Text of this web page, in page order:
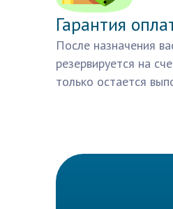
Гарантия
После назначения
резервируется на
только остается